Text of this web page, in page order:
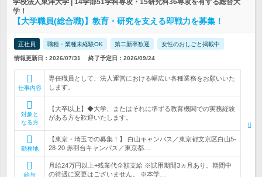
学校法人東洋大学 | 14学部51学科専攻・15研究科36専攻を有する総合大
学！
【大学職員(総合職)】教育・研究を支える即戦力を募集！
正社員 職種・業種未経験OK 第二新卒歓迎 女性のおしごと掲載中
情報更新日：2026/07/31 終了予定日：2026/09/24
仕事内容
専任職員として、法人運営における幅広い各種業務をお願いいた
します。
対象と
なる方
【大卒以上】◆大学、またはそれに準ずる教育機関での実務経験
がある方を歓迎いたします。
勤務地
【東京・埼玉での募集！】 白山キャンパス／東京都文京区白山5‐
28‐20 赤羽台キャンパス／東京都…
給与
月給24万円以上+残業代全額支給 ※試用期間3ヵ月あり。期間中
の待遇に変更はございません。 ※本学…